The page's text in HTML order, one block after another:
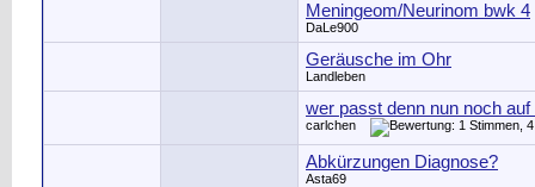
Meningeom/Neurinom bwk 4
DaLe900
Geräusche im Ohr
Landleben
wer passt denn nun noch auf
carlchen
Abkürzungen Diagnose?
Asta69